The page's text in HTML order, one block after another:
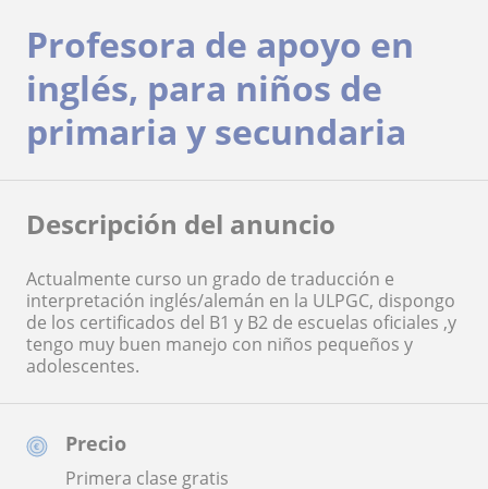
Precio
Primera clase gratis
Profesora de apoyo en
inglés, para niños de
primaria y secundaria
Descripción del anuncio
Actualmente curso un grado de traducción e
interpretación inglés/alemán en la ULPGC, dispongo
de los certificados del B1 y B2 de escuelas oficiales ,y
tengo muy buen manejo con niños pequeños y
adolescentes.